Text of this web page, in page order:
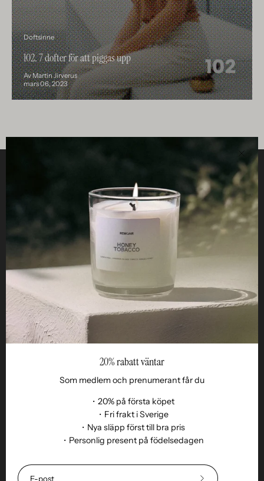
20% rabatt väntar
Som medlem och prenumerant får du
・20% på första köpet
・Fri frakt i Sverige
・Nya släpp först till bra pris
・Personlig present på födelsedagen
Doftsinne
102. 7 dofter för att piggas upp
Av Martin Jirverus
mars 06, 2023
ETHOS
© 2026,Remoair.Alla rättigheter reserveradeShopify.
Köpvillkor
Prenumeration Retur & byte